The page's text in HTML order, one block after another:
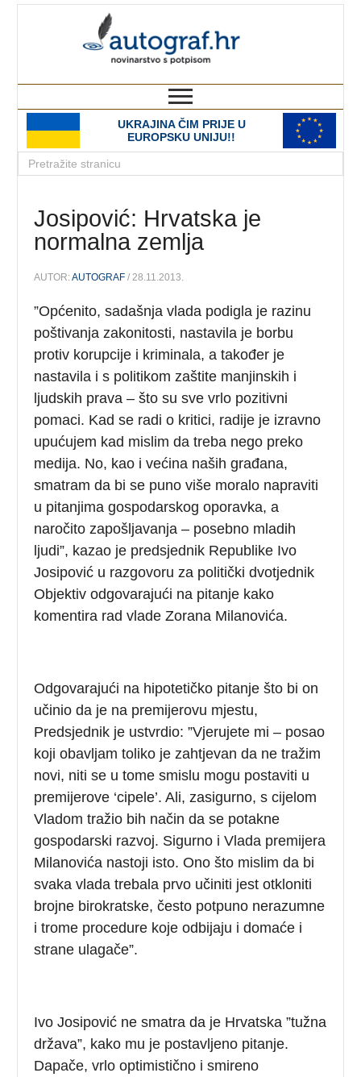
UKRAJINA ČIM PRIJE U
EUROPSKU UNIJU!!
Josipović: Hrvatska je
normalna zemlja
AUTOR:AUTOGRAF / 28.11.2013.
”Općenito, sadašnja vlada podigla je razinu
poštivanja zakonitosti, nastavila je borbu
protiv korupcije i kriminala, a također je
nastavila i s politikom zaštite manjinskih i
ljudskih prava – što su sve vrlo pozitivni
pomaci. Kad se radi o kritici, radije je izravno
upućujem kad mislim da treba nego preko
medija. No, kao i većina naših građana,
smatram da bi se puno više moralo napraviti
u pitanjima gospodarskog oporavka, a
naročito zapošljavanja – posebno mladih
ljudi”, kazao je predsjednik Republike Ivo
Josipović u razgovoru za politički dvotjednik
Objektiv odgovarajući na pitanje kako
komentira rad vlade Zorana Milanovića.
Odgovarajući na hipotetičko pitanje što bi on
učinio da je na premijerovu mjestu,
Predsjednik je ustvrdio: ”Vjerujete mi – posao
koji obavljam toliko je zahtjevan da ne tražim
novi, niti se u tome smislu mogu postaviti u
premijerove ‘cipele’. Ali, zasigurno, s cijelom
Vladom tražio bih način da se potakne
gospodarski razvoj. Sigurno i Vlada premijera
Milanovića nastoji isto. Ono što mislim da bi
svaka vlada trebala prvo učiniti jest otkloniti
brojne birokratske, često potpuno nerazumne
i trome procedure koje odbijaju i domaće i
strane ulagače”.
Ivo Josipović ne smatra da je Hrvatska ”tužna
država”, kako mu je postavljeno pitanje.
Dapače, vrlo optimistično i smireno